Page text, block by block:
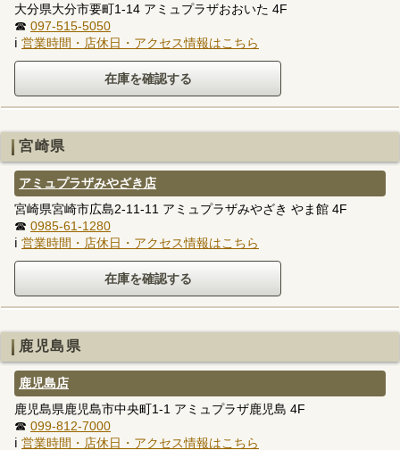
大分県大分市要町1-14 アミュプラザおおいた 4F
☎ 097-515-5050
ℹ 営業時間・店休日・アクセス情報はこちら
宮崎県
アミュプラザみやざき店
宮崎県宮崎市広島2-11-11 アミュプラザみやざき やま館 4F
☎ 0985-61-1280
ℹ 営業時間・店休日・アクセス情報はこちら
鹿児島県
鹿児島店
鹿児島県鹿児島市中央町1-1 アミュプラザ鹿児島 4F
☎ 099-812-7000
ℹ 営業時間・店休日・アクセス情報はこちら